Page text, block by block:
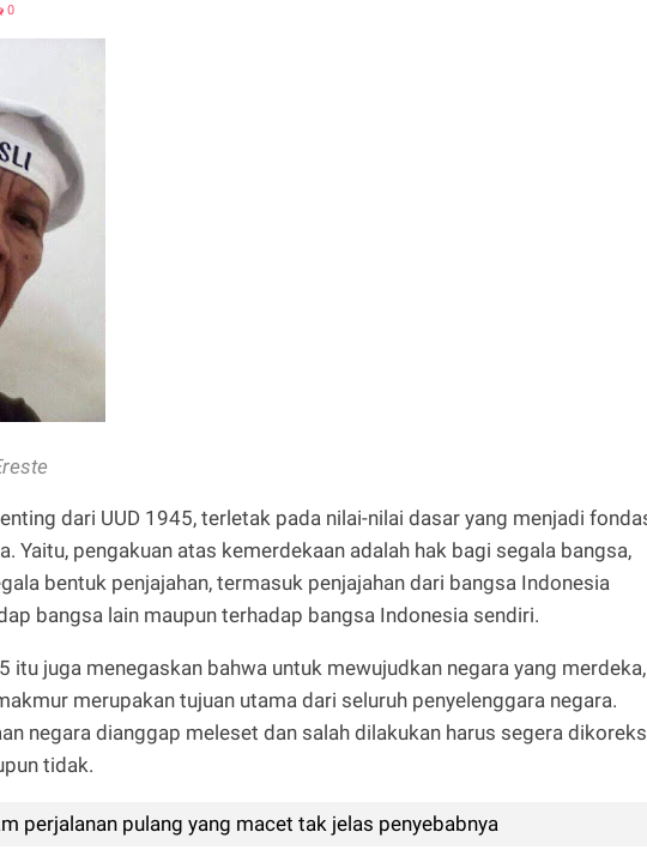
0
dari UUD 1945, terletak pada nilai-nilai dasar yang menjadi
Yaitu, pengakuan atas kemerdekaan adalah hak bagi segala bangsa,
bentuk penjajahan, termasuk penjajahan dari bangsa Indonesia
bangsa lain maupun terhadap bangsa Indonesia sendiri.
itu juga menegaskan bahwa untuk mewujudkan negara yang merdeka,
merupakan tujuan utama dari seluruh penyelenggara negara.
negara dianggap meleset dan salah dilakukan harus segera
tidak.
perjalanan pulang yang macet tak jelas penyebabnya